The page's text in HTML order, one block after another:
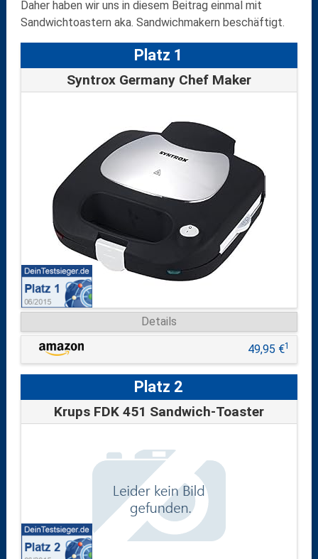
Daher haben wir uns in diesem Beitrag einmal mit
Sandwichtoastern aka. Sandwichmakern beschäftigt.
Platz 1
Syntrox Germany Chef Maker
Details
49,95 €1
Platz 2
Krups FDK 451 Sandwich-Toaster